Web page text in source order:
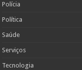
Polícia
Política
Saúde
Serviços
Tecnologia